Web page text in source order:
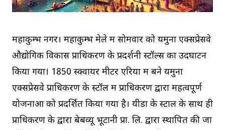
महाकुम्भ नगर। महाकुम्भ मेले में सोमवार को यमुना एक्सप्रेसवे
औद्योगिक विकास प्राधिकरण के प्रदर्शनी स्टॉल्स का उदघाटन
किया गया। 1850 स्क्वायर मीटर एरिया में बने यमुना
एक्सप्रेसवे प्राधिकरण के स्टॉल में प्राधिकरण द्वारा महत्वपूर्ण
योजनाओं को प्रदर्शित किया गया है। यीडा के स्टाल के साथ ही
प्राधिकरण के द्वारा बेबव्यू भूटानी प्रा. लि. द्वारा स्थापित की जा